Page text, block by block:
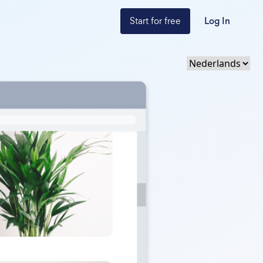
Start for free Log In